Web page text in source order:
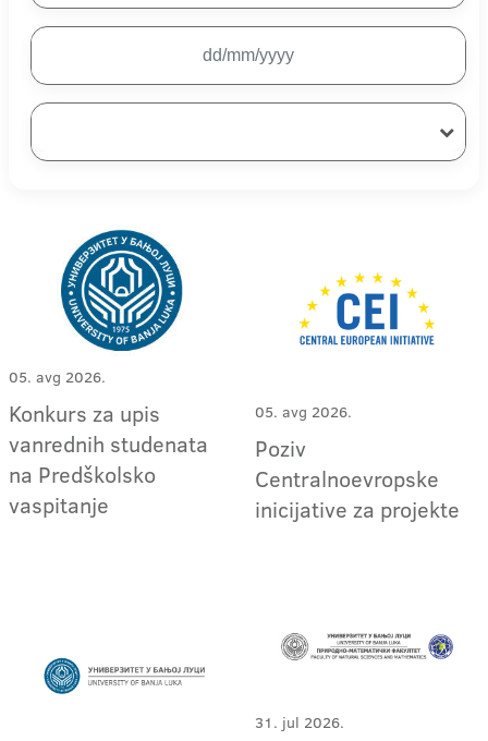
05. avg 2026.
Konkurs za upis
vanrednih studenata
na Predškolsko
vaspitanje
05. avg 2026.
Poziv
Centralnoevropske
inicijative za projekte
31. jul 2026.